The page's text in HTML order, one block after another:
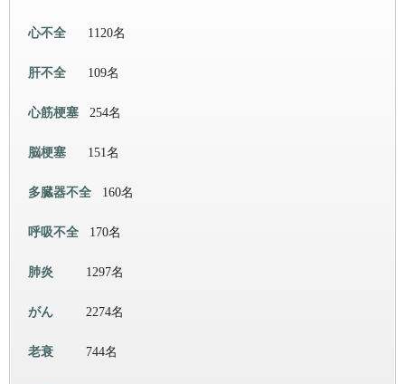
心不全 1120名
肝不全 109名
心筋梗塞 254名
脳梗塞 151名
多臓器不全 160名
呼吸不全 170名
肺炎 1297名
がん 2274名
老衰 744名